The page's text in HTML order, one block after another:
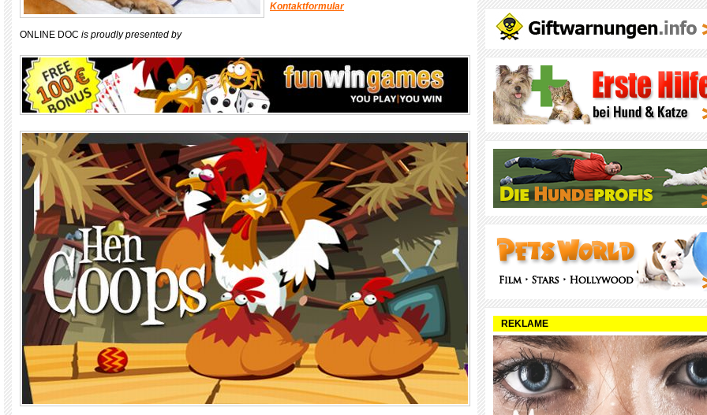
Kontaktformular
ONLINE DOC is proudly presented by
REKLAME